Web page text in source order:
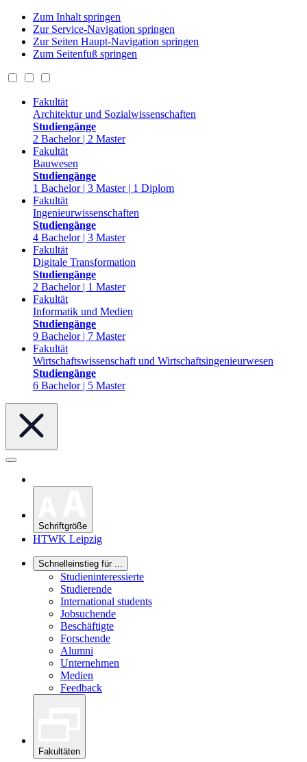
Zum Inhalt springen
Zur Service-Navigation springen
Zur Seiten Haupt-Navigation springen
Zum Seitenfuß springen
Fakultät
Architektur und Sozialwissenschaften
Studiengänge
2 Bachelor | 2 Master
Fakultät
Bauwesen
Studiengänge
1 Bachelor | 3 Master | 1 Diplom
Fakultät
Ingenieurwissenschaften
Studiengänge
4 Bachelor | 3 Master
Fakultät
Digitale Transformation
Studiengänge
2 Bachelor | 1 Master
Fakultät
Informatik und Medien
Studiengänge
9 Bachelor | 7 Master
Fakultät
Wirtschaftswissenschaft und Wirtschaftsingenieurwesen
Studiengänge
6 Bachelor | 5 Master
Schriftgröße
HTWK Leipzig
Schnelleinstieg für ...
Studieninteressierte
Studierende
International students
Jobsuchende
Beschäftigte
Forschende
Alumni
Unternehmen
Medien
Feedback
Fakultäten